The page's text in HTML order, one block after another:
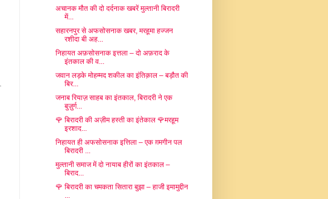
अचानक मौत की दो दर्दनाक खबरें मुल्तानी बिरादरी
में...
सहारनपुर से अफसोसनाक खबर, मरहूमा हज्जन
रशीदा बी अह...
निहायत अफ़सोसनाक इत्तला – दो अफ़राद के
इंतकाल की व...
जवान लड़के मोहम्मद शकील का इंतिक़ाल – बड़ौत की
बिर...
जनाब रियाज़ साहब का इंतकाल, बिरादरी ने एक
बुज़ुर्ग...
🌹 बिरादरी की अज़ीम हस्ती का इंतेकाल 🌹मरहूम
इरशाद...
निहायत ही अफसोसनाक इत्तिला – एक ग़मगीन पल
बिरादरी ...
मुल्तानी समाज में दो नायाब हीरों का इंतकाल –
बिराद...
🌹 बिरादरी का चमकता सितारा बुझा – हाजी इमामुद्दीन
...